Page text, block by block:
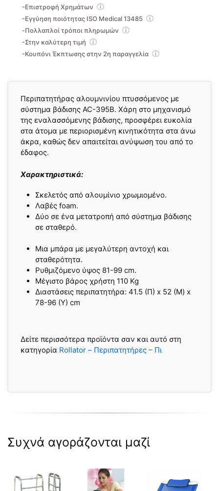
Περιπατητήρας αλουμνινίου πτυσσόμενος με
σύστημα βάδισης AC-395B. Χάρη στο μηχανισμό
της εναλασσόμενης βάδισης, προσφέρει ευκολία
στα άτομα με περιορισμένη κινητικότητα στα άνω
άκρα, καθώς δεν απαιτείται ανύψωση του από το
έδαφος.
Χαρακτηριστικά:
Σκελετός από αλουμίνιο χρωμιομένο.
Λαβές foam.
Δύο σε ένα μετατροπή από σύστημα βάδισης
σε σταθερό.
Μια μπάρα με μεγαλύτερη αντοχή και
σταθερότητα.
Ρυθμιζόμενο ύψος 81-99 cm.
Μέγιστο βάρος χρήστη 110 Kg
Διαστάσεις περιπατητήρα: 41.5 (Π) x 52 (Μ) x
78-96 (Y) cm
Δείτε περισσότερα προϊόντα σαν και αυτό στη
κατηγορία Rollator – Περιπατητήρες – Πι
-Επιστροφή Χρημάτων
-Εγγύηση ποιότητας ISO Medical 13485
-Πολλαπλοί τρόποι πληρωμών
-Στην καλύτερη τιμή
-Κουπόνι Έκπτωσης στην 2η παραγγελία
Συχνά αγοράζονται μαζί